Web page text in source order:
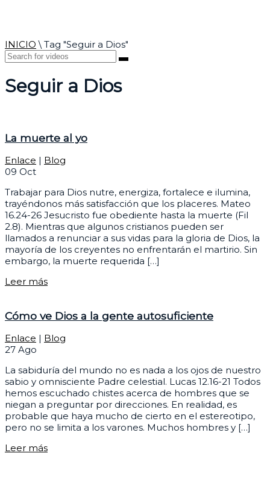
INICIO \ Tag "Seguir a Dios"
Seguir a Dios
La muerte al yo
Enlace | Blog
09 Oct
Trabajar para Dios nutre, energiza, fortalece e ilumina,
trayéndonos más satisfacción que los placeres. Mateo
16.24-26 Jesucristo fue obediente hasta la muerte (Fil
2.8). Mientras que algunos cristianos pueden ser
llamados a renunciar a sus vidas para la gloria de Dios, la
mayoría de los creyentes no enfrentarán el martirio. Sin
embargo, la muerte requerida […]
Leer más
Cómo ve Dios a la gente autosuficiente
Enlace | Blog
27 Ago
La sabiduría del mundo no es nada a los ojos de nuestro
sabio y omnisciente Padre celestial. Lucas 12.16-21 Todos
hemos escuchado chistes acerca de hombres que se
niegan a preguntar por direcciones. En realidad, es
probable que haya mucho de cierto en el estereotipo,
pero no se limita a los varones. Muchos hombres y […]
Leer más